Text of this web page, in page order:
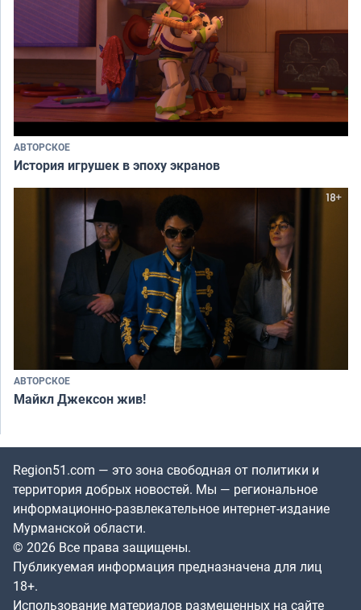
АВТОРСКОЕ
История игрушек в эпоху экранов
АВТОРСКОЕ
Майкл Джексон жив!
Region51.com — это зона свободная от политики и
территория добрых новостей. Мы — региональное
информационно-развлекательное интернет-издание
Мурманской области.
© 2026 Все права защищены.
Публикуемая информация предназначена для лиц
18+.
Использование материалов размещенных на сайте